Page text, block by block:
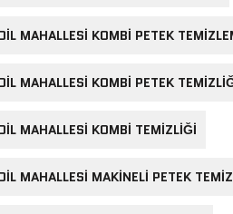
MAHALLESI KOMBI PETEK
MAHALLESI KOMBI PETEK
MAHALLESI KOMBI TEMIZLIĞI
MAHALLESI MAKINELI PETEK